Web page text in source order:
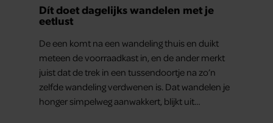
Dít doet dagelijks wandelen met je
eetlust
De een komt na een wandeling thuis en duikt
meteen de voorraadkast in, en de ander merkt
juist dat de trek in een tussendoortje na zo’n
zelfde wandeling verdwenen is. Dat wandelen je
honger simpelweg aanwakkert, blijkt uit